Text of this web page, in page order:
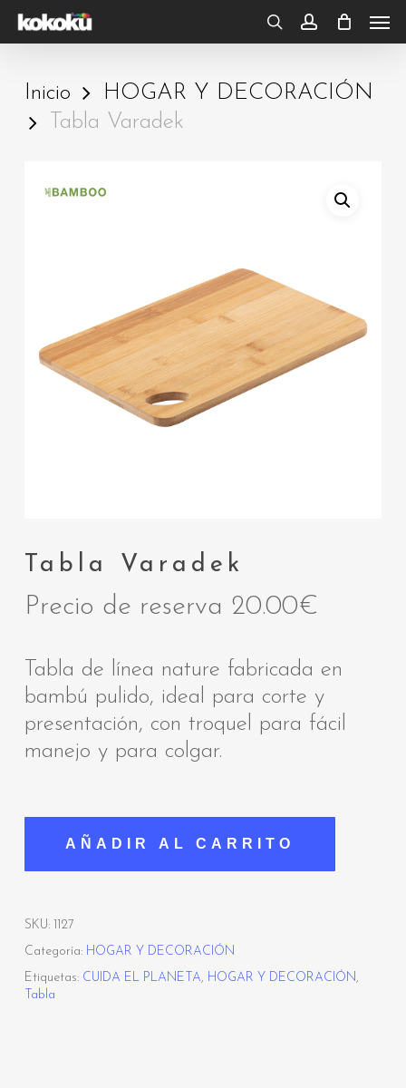
Skip
to
content
searchaccount
Inicio
HOGAR Y DECORACIÓN
Tabla Varadek
Tabla Varadek
Precio de reserva 20.00€
Tabla de línea nature fabricada en
bambú pulido, ideal para corte y
presentación, con troquel para fácil
manejo y para colgar.
AÑADIR AL CARRITO
SKU:
1127
Categoría: HOGAR Y DECORACIÓN
Etiquetas: CUIDA EL PLANETA, HOGAR Y DECORACIÓN,
Tabla